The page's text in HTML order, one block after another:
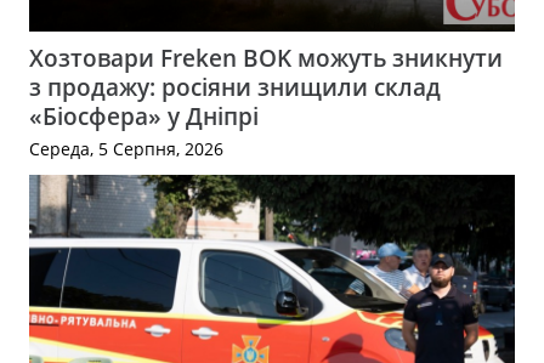
Хозтовари Freken BOK можуть зникнути
з продажу: росіяни знищили склад
«Біосфера» у Дніпрі
Середа, 5 Серпня, 2026